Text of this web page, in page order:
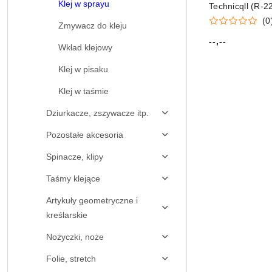
Klej w sprayu
Zmywacz do kleju
Wkład klejowy
Klej w pisaku
Klej w taśmie
Dziurkacze, zszywacze itp.
Pozostałe akcesoria
Spinacze, klipy
Taśmy klejące
Artykuły geometryczne i
kreślarskie
Nożyczki, noże
Folie, stretch
Technicqll (R-
Cena:
--,--